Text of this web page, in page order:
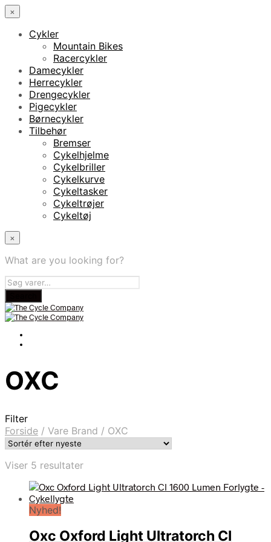
×
Cykler
Mountain Bikes
Racercykler
Damecykler
Herrecykler
Drengecykler
Pigecykler
Børnecykler
Tilbehør
Bremser
Cykelhjelme
Cykelbriller
Cykelkurve
Cykeltasker
Cykeltrøjer
Cykeltøj
×
What are you looking for?
OXC
Filter
Forside / Vare Brand / OXC
Viser 5 resultaterSorteret
seneste
Nyhed!
Oxc Oxford Light Ultratorch Cl